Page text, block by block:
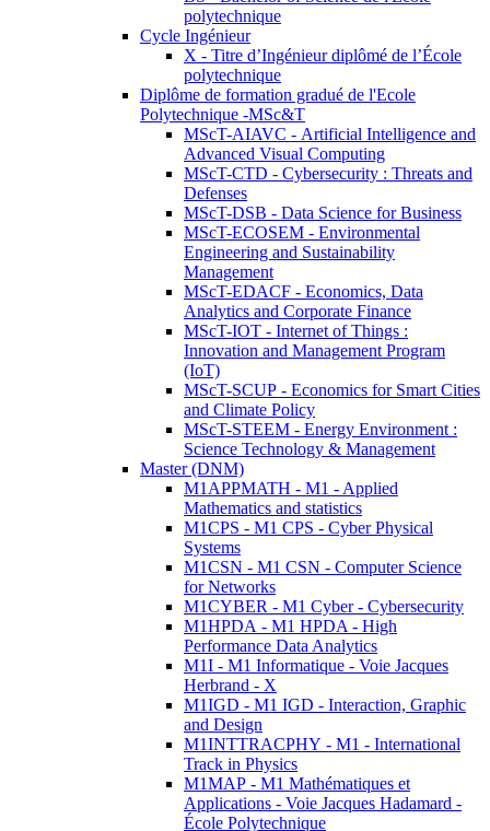
polytechnique
Cycle Ingénieur
X - Titre d’Ingénieur diplômé de l’École
polytechnique
Diplôme de formation gradué de l'Ecole
Polytechnique -MSc&T
MScT-AIAVC - Artificial Intelligence and
Advanced Visual Computing
MScT-CTD - Cybersecurity : Threats and
Defenses
MScT-DSB - Data Science for Business
MScT-ECOSEM - Environmental
Engineering and Sustainability
Management
MScT-EDACF - Economics, Data
Analytics and Corporate Finance
MScT-IOT - Internet of Things :
Innovation and Management Program
(IoT)
MScT-SCUP - Economics for Smart Cities
and Climate Policy
MScT-STEEM - Energy Environment :
Science Technology & Management
Master (DNM)
M1APPMATH - M1 - Applied
Mathematics and statistics
M1CPS - M1 CPS - Cyber Physical
Systems
M1CSN - M1 CSN - Computer Science
for Networks
M1CYBER - M1 Cyber - Cybersecurity
M1HPDA - M1 HPDA - High
Performance Data Analytics
M1I - M1 Informatique - Voie Jacques
Herbrand - X
M1IGD - M1 IGD - Interaction, Graphic
and Design
M1INTTRACPHY - M1 - International
Track in Physics
M1MAP - M1 Mathématiques et
Applications - Voie Jacques Hadamard -
École Polytechnique